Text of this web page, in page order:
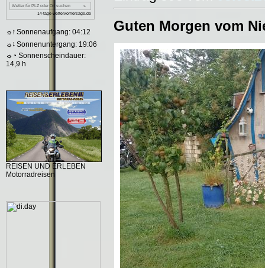
☼⭫ Sonnenaufgang: 04:12
☼⭭ Sonnenuntergang: 19:06
☼◔ Sonnenscheindauer:
14,9 h
REISEN UND ERLEBEN
Motorradreisen
Guten Morgen vom